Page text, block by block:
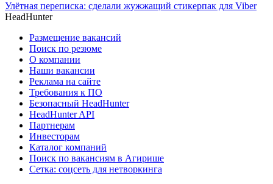
Улётная переписка: сделали жужжащий стикерпак для Viber
HeadHunter
Размещение вакансий
Поиск по резюме
О компании
Наши вакансии
Реклама на сайте
Требования к ПО
Безопасный HeadHunter
HeadHunter API
Партнерам
Инвесторам
Каталог компаний
Поиск по вакансиям в Агирише
Сетка: соцсеть для нетворкинга